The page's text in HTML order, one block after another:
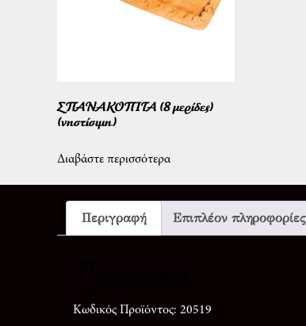
ΣΠΑΝΑΚΟΠΙΤΑ (8 μερίδες)
(νηστίσιμη)
Διαβάστε περισσότερα
Περιγραφή Επιπλέον πληροφορίες
Κωδικός Προϊόντος: 20519